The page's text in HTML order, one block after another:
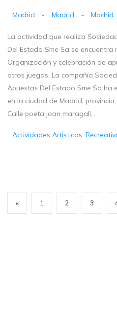
Madrid - Madrid - Madrid
La actividad que realiza
Del Estado Sme Sa se encuentra
Organización y celebración de
otros juegos. La compañía
Apuestas Del Estado Sme Sa ha
en la ciudad de Madrid,
Calle poeta joan maragall,...
Actividades Artisticas,
« 1 2 3